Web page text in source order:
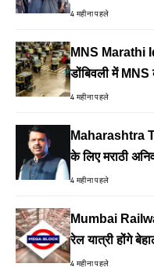
4 महीना पहले
MNS Marathi
डोंबिवली में
4 महीना पहले
Maharashtra
के लिए मराठी
4 महीना पहले
Mumbai
रेल यात्री होंगे
4 महीना पहले